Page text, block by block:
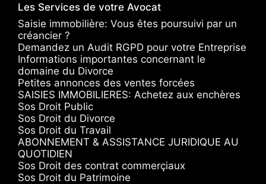
Les Services de votre Avocat
Saisie immobilière: Vous êtes poursuivi par un
créancier ?
Demandez un Audit RGPD pour votre Entreprise
Informations importantes concernant le
domaine du Divorce
Petites annonces des ventes forcées
SAISIES IMMOBILIERES: Achetez aux enchères
Sos Droit Public
Sos Droit du Divorce
Sos Droit du Travail
ABONNEMENT & ASSISTANCE JURIDIQUE AU
QUOTIDIEN
Sos Droit des contrat commerçiaux
Sos Droit du Patrimoine